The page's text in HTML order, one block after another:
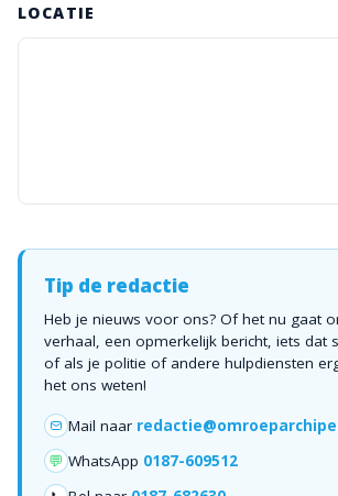
LOCATIE
Tip de redactie
Heb je nieuws voor ons? Of het nu gaat
verhaal, een opmerkelijk bericht, iets dat
of als je politie of andere hulpdiensten
het ons weten!
Mail naar
💬 WhatsApp 0187-609512